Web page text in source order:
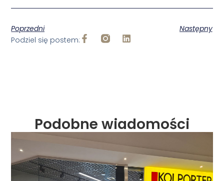
Poprzedni
Następny
Podziel się postem:
Podobne wiadomości